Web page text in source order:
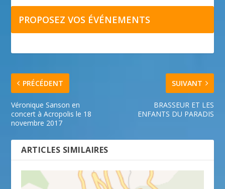
PROPOSEZ VOS ÉVÉNEMENTS
PRÉCÉDENT
Véronique Sanson en
concert à Acropolis le 18
novembre 2017
SUIVANT
BRASSEUR ET LES
ENFANTS DU PARADIS
ARTICLES SIMILAIRES